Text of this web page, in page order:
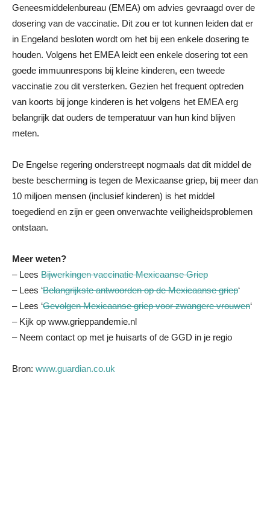
Geneesmiddelenbureau (EMEA) om advies gevraagd over de
dosering van de vaccinatie. Dit zou er tot kunnen leiden dat er
in Engeland besloten wordt om het bij een enkele dosering te
houden. Volgens het EMEA leidt een enkele dosering tot een
goede immuunrespons bij kleine kinderen, een tweede
vaccinatie zou dit versterken. Gezien het frequent optreden
van koorts bij jonge kinderen is het volgens het EMEA erg
belangrijk dat ouders de temperatuur van hun kind blijven
meten.
De Engelse regering onderstreept nogmaals dat dit middel de
beste bescherming is tegen de Mexicaanse griep, bij meer dan
10 miljoen mensen (inclusief kinderen) is het middel
toegediend en zijn er geen onverwachte veiligheidsproblemen
ontstaan.
Meer weten?
– Lees Bijwerkingen vaccinatie Mexicaanse Griep
– Lees ‘Belangrijkste antwoorden op de Mexicaanse griep‘
– Lees ‘Gevolgen Mexicaanse griep voor zwangere vrouwen‘
– Kijk op www.grieppandemie.nl
– Neem contact op met je huisarts of de GGD in je regio
Bron: www.guardian.co.uk